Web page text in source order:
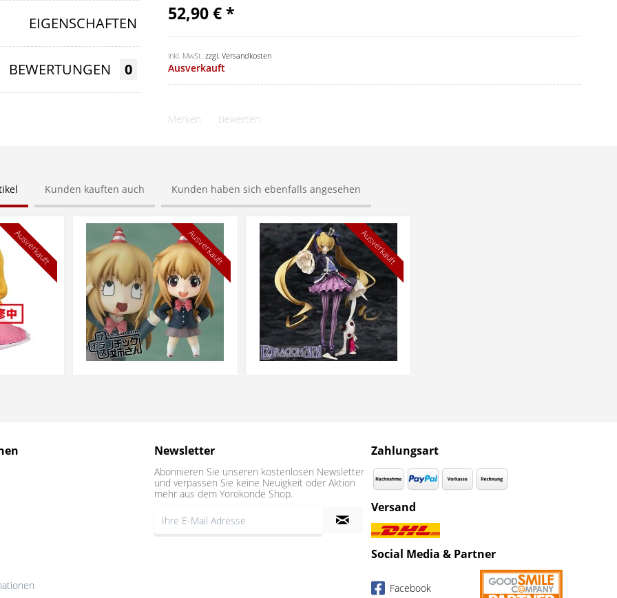
52,90 € *
inkl. MwSt. zzgl. Versandkosten
Ausverkauft
Merken Bewerten
EIGENSCHAFTEN
BEWERTUNGEN 0
Kunden kauften auch Kunden haben sich ebenfalls angesehen
Ausverkauft Ausverkauft Ausverkauft
Newsletter
Abonnieren Sie unseren kostenlosen Newsletter
und verpassen Sie keine Neuigkeit oder Aktion
mehr aus dem Yorokonde Shop.
Zahlungsart
Versand
Social Media & Partner
Facebook